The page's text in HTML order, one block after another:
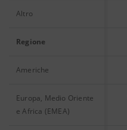
Altro
Regione
Americhe
Europa, Medio Oriente
e Africa (EMEA)